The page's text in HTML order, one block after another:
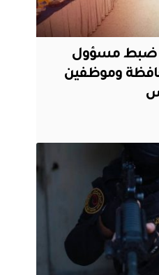
ضبط مسؤول
وموظفين